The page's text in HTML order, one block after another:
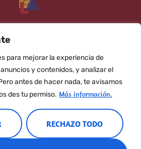
para mejorar la experiencia de
y contenidos, y analizar el
antes de hacer nada, te avisamos
des tu permiso. Más información.
RECHAZO TODO
ENVIAR